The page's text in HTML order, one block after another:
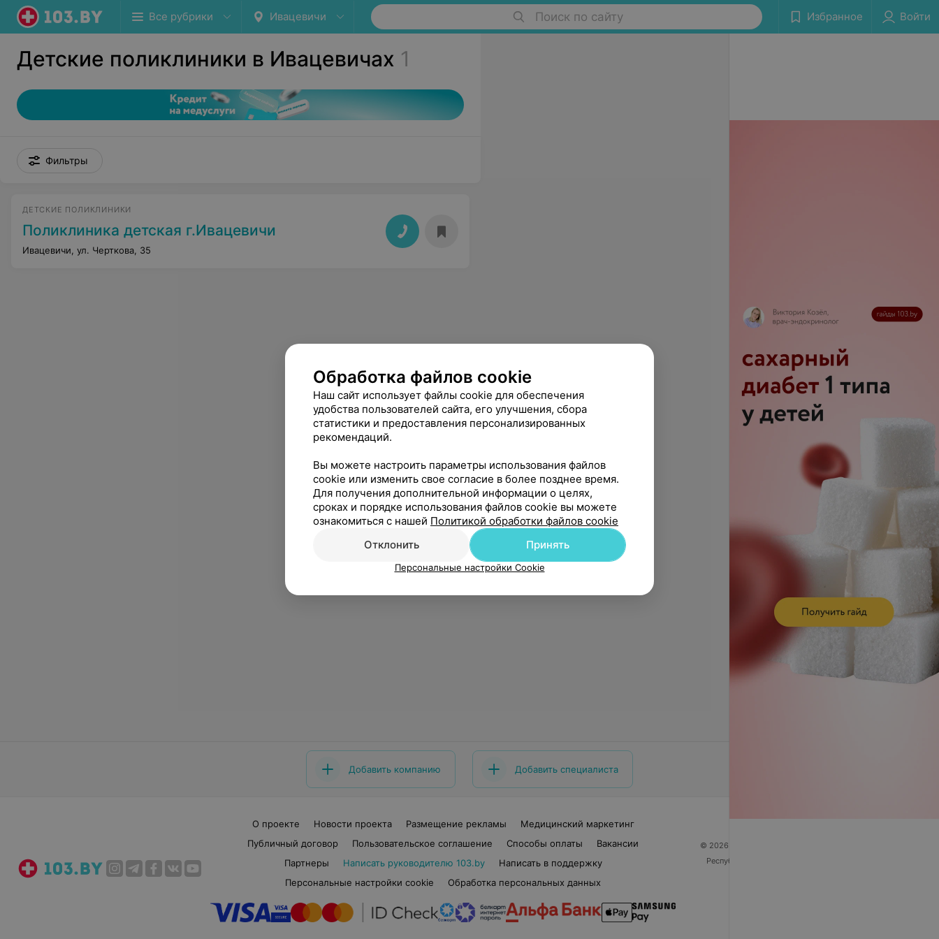
Все рубрики Ивацевичи Поиск по сайту Избранное Войти
Детские поликлиники в Ивацевичах 1
Фильтры
ДЕТСКИЕ ПОЛИКЛИНИКИ
Поликлиника детская г.Ивацевичи
Ивацевичи, ул. Черткова, 35
Добавить компанию Добавить специалиста
О проекте Новости проекта Размещение рекламы
Медицинский маркетинг
Публичный договор
Пользовательское соглашение Способы оплаты
Вакансии
Партнеры
Написать руководителю 103.by
Написать в поддержку
Персональные настройки cookie
Обработка персональных данных
© 2026 ООО «Артокс Лаб», УНП 191700409
Республика Беларусь, г. Минск, улица Толбухина, 2,
Обработка файлов cookie
Наш сайт использует файлы cookie для обеспечения
удобства пользователей сайта, его улучшения, сбора
статистики и предоставления персонализированных
рекомендаций.
Вы можете настроить параметры использования файлов
cookie или изменить свое согласие в более позднее время.
Для получения дополнительной информации о целях,
сроках и порядке использования файлов cookie вы можете
ознакомиться с нашей Политикой обработки файлов cookie
Отклонить
Принять
Персональные настройки Cookie